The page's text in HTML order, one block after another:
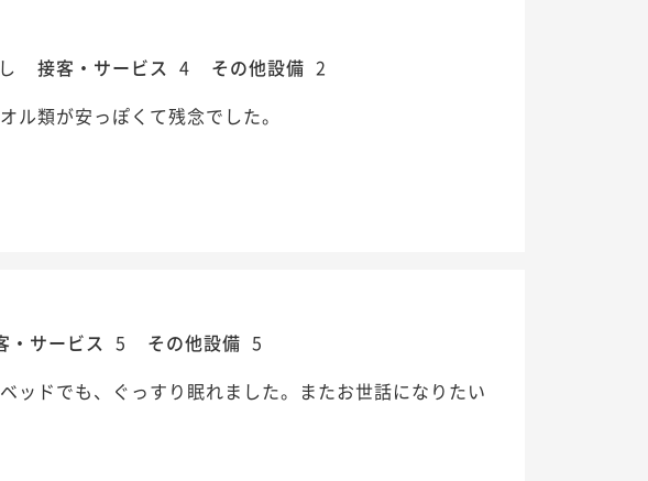
接客・サービス 4 その他設備 2
ル類が安っぽくて残念でした。
・サービス 5 その他設備 5
ッドでも、ぐっすり眠れました。またお世話になりたい